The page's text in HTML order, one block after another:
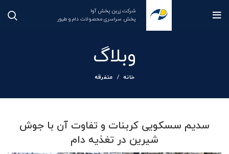
شرکت زرین پخش آوا
پخش سراسری محصولات دام و طیور
وبلاگ
خانه متفرقه
سدیم سسکویی کربنات و تفاوت آن با جوش
شیرین در تغذیه دام